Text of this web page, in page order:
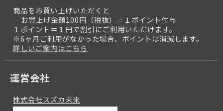
商品をお買い上げいただくと
お買上げ金額100円（税抜）＝１ポイント付与
１ポイント＝１円で割引にご利用いただけます。
※6ヶ月ご利用がなかった場合、ポイントは消滅します。
詳しいご案内はこちら
運営会社
株式会社スズカ未来